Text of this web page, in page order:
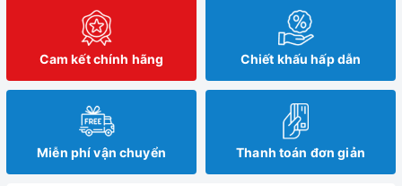
Cam kết chính hãng Chiết khấu hấp dẫn
Miễn phí vận chuyển Thanh toán đơn giản